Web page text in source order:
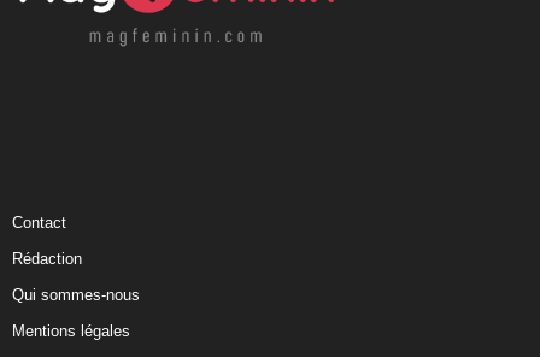
Contact
Rédaction
Qui sommes-nous
Mentions légales